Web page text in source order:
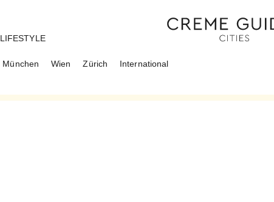
München Wien Zürich International
LIFESTYLE